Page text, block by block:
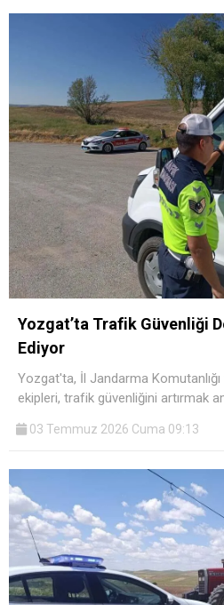
Yozgat’ta Trafik Güvenliği
Ediyor
Yozgat'ta, İl Jandarma
ekipleri, trafik güvenliğini artırmak
03 Temmuz 2026 Cuma 09:13